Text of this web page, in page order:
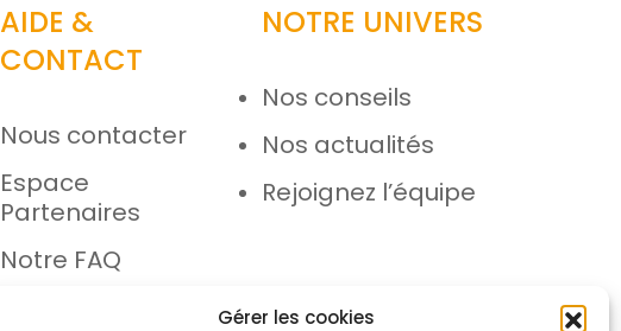
Gérer les cookies
AIDE &
CONTACT
Nous contacter
Espace
Partenaires
Notre FAQ
NOTRE UNIVERS
Nos conseils
Nos actualités
Rejoignez l’équipe